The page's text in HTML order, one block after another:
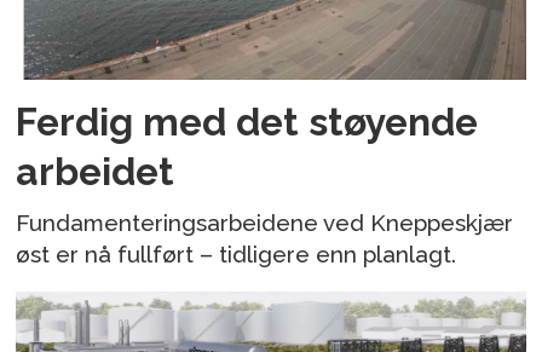
Ferdig med det støyende
arbeidet
Fundamenteringsarbeidene ved Kneppeskjær
øst er nå fullført – tidligere enn planlagt.